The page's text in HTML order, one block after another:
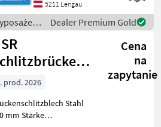
mm Gewicht: 460 kg
2015
OJL
5211 Lengau
i
/
Dealer Premium Gold
& 5mm,
befahrbar
Cena
na
zapytanie
prod. 2026
Stahl
mm Stärke